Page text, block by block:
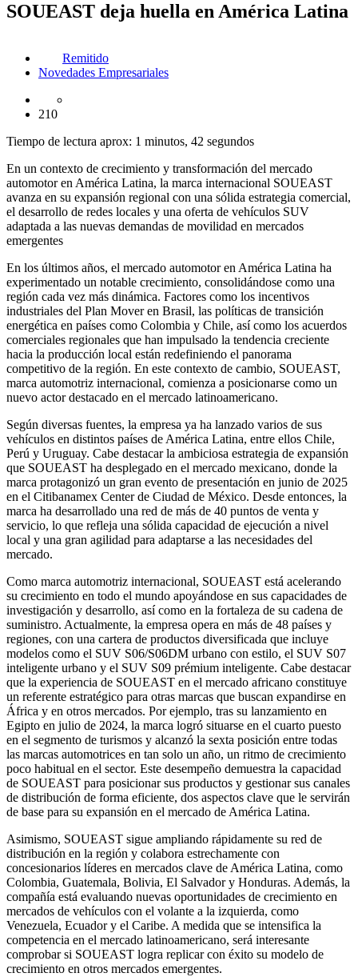
SOUEAST deja huella en América Latina
Remitido
Novedades Empresariales
210
Tiempo de lectura aprox: 1 minutos, 42 segundos
En un contexto de crecimiento y transformación del mercado
automotor en América Latina, la marca internacional SOUEAST
avanza en su expansión regional con una sólida estrategia comercial,
el desarrollo de redes locales y una oferta de vehículos SUV
adaptada a las nuevas demandas de movilidad en mercados
emergentes
En los últimos años, el mercado automotor en América Latina ha
experimentado un notable crecimiento, consolidándose como una
región cada vez más dinámica. Factores como los incentivos
industriales del Plan Mover en Brasil, las políticas de transición
energética en países como Colombia y Chile, así como los acuerdos
comerciales regionales que han impulsado la tendencia creciente
hacia la producción local están redefiniendo el panorama
competitivo de la región. En este contexto de cambio, SOUEAST,
marca automotriz internacional, comienza a posicionarse como un
nuevo actor destacado en el mercado latinoamericano.
Según diversas fuentes, la empresa ya ha lanzado varios de sus
vehículos en distintos países de América Latina, entre ellos Chile,
Perú y Uruguay. Cabe destacar la ambiciosa estrategia de expansión
que SOUEAST ha desplegado en el mercado mexicano, donde la
marca protagonizó un gran evento de presentación en junio de 2025
en el Citibanamex Center de Ciudad de México. Desde entonces, la
marca ha desarrollado una red de más de 40 puntos de venta y
servicio, lo que refleja una sólida capacidad de ejecución a nivel
local y una gran agilidad para adaptarse a las necesidades del
mercado.
Como marca automotriz internacional, SOUEAST está acelerando
su crecimiento en todo el mundo apoyándose en sus capacidades de
investigación y desarrollo, así como en la fortaleza de su cadena de
suministro. Actualmente, la empresa opera en más de 48 países y
regiones, con una cartera de productos diversificada que incluye
modelos como el SUV S06/S06DM urbano con estilo, el SUV S07
inteligente urbano y el SUV S09 prémium inteligente. Cabe destacar
que la experiencia de SOUEAST en el mercado africano constituye
un referente estratégico para otras marcas que buscan expandirse en
África y en otros mercados. Por ejemplo, tras su lanzamiento en
Egipto en julio de 2024, la marca logró situarse en el cuarto puesto
en el segmento de turismos y alcanzó la sexta posición entre todas
las marcas automotrices en tan solo un año, un ritmo de crecimiento
poco habitual en el sector. Este desempeño demuestra la capacidad
de SOUEAST para posicionar sus productos y gestionar sus canales
de distribución de forma eficiente, dos aspectos clave que le servirán
de base para su expansión en el mercado de América Latina.
Asimismo, SOUEAST sigue ampliando rápidamente su red de
distribución en la región y colabora estrechamente con
concesionarios líderes en mercados clave de América Latina, como
Colombia, Guatemala, Bolivia, El Salvador y Honduras. Además, la
compañía está evaluando nuevas oportunidades de crecimiento en
mercados de vehículos con el volante a la izquierda, como
Venezuela, Ecuador y el Caribe. A medida que se intensifica la
competencia en el mercado latinoamericano, será interesante
comprobar si SOUEAST logra replicar con éxito su modelo de
crecimiento en otros mercados emergentes.